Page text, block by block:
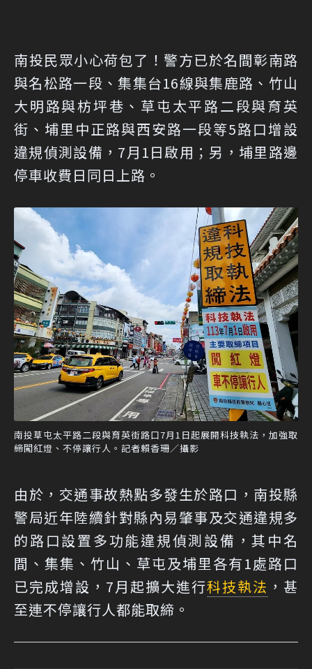
南投民眾小心荷包了！警方已於名間彰南路
與名松路一段、集集台16線與集鹿路、竹山
大明路與枋坪巷、草屯太平路二段與育英
街、埔里中正路與西安路一段等5路口增設
違規偵測設備，7月1日啟用；另，埔里路邊
停車收費日同日上路。
南投草屯太平路二段與育英街路口7月1日起展開科技執法，加強取
締闖紅燈、不停讓行人。記者賴香珊／攝影
由於，交通事故熱點多發生於路口，南投縣
警局近年陸續針對縣內易肇事及交通違規多
的路口設置多功能違規偵測設備，其中名
間、集集、竹山、草屯及埔里各有1處路口
已完成增設，7月起擴大進行科技執法 ，甚
至連不停讓行人都能取締。